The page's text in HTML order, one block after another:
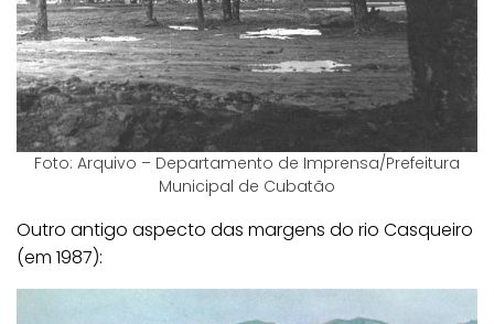
Foto: Arquivo – Departamento de Imprensa/Prefeitura
Municipal de Cubatão
Outro antigo aspecto das margens do rio Casqueiro
(em 1987):